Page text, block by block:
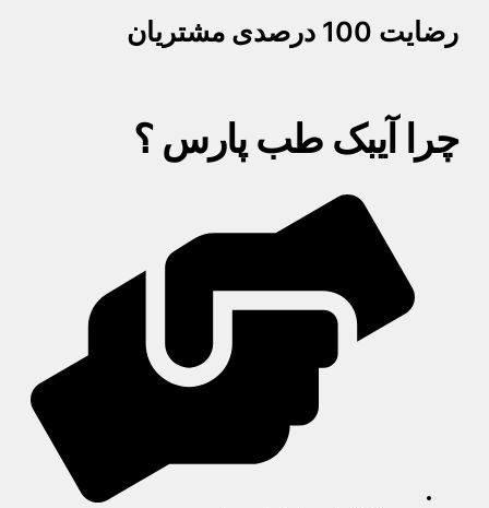
رضایت 100 درصدی مشتریان
چرا آیبک طب پارس ؟